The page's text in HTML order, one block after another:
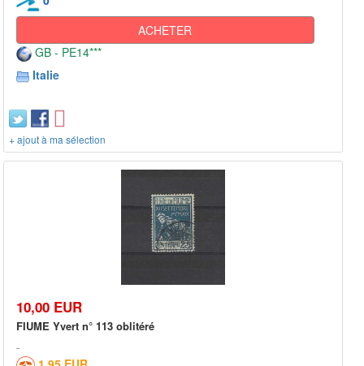
ACHETER
GB - PE14***
Italie
+ ajout à ma sélection
10,00 EUR
FIUME Yvert n° 113 oblitéré